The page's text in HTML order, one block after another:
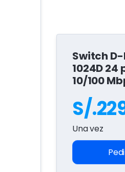
Switch D-
1024D 24
10/100
S/
Una vez